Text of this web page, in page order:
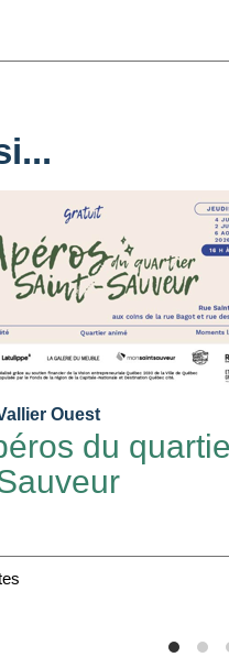
Ouest
du